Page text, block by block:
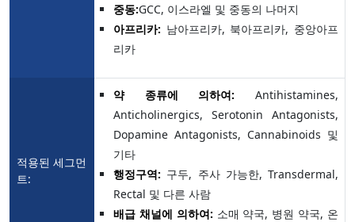
중동:GCC, 이스라엘 및 중동의 나머지
아프리카: 남아프리카, 북아프리카, 중앙아프
리카
적용된 세그먼
트:
약 종류에 의하여: Antihistamines,
Anticholinergics, Serotonin Antagonists,
Dopamine Antagonists, Cannabinoids 및
기타
행정구역: 구두, 주사 가능한, Transdermal,
Rectal 및 다른 사람
배급 채널에 의하여: 소매 약국, 병원 약국, 온